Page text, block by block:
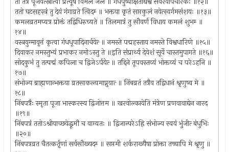
ततो घटसहस्त्रं तु देयं गंगाव्रते त्विदम्‍ ॥ भक्तया कृतं सप्तकुलं नयेत्स्वर्गमसंशयः ॥१३॥
कमलव्रतमप्यत्र प्रोक्तं तद्विधिरुच्यते ॥ तिलमात्रं तु सौवर्णं विधाय कमलं शुभम्‍ ॥
१४॥
वस्त्रयुग्मावृत्तं कृत्वा गंधधूपादिनार्चयेत्‍ ॥ नमस्ते पद्महस्ताय नमस्ते विश्वधारिणे ॥१५॥
दिवाकर नमस्तुभ्यं प्रभाकर नमोऽस्तु ते ॥इति संप्रार्थ्य देवेशं सूर्ये चास्तमुपागते ॥१६॥
सोदकुभं तु तत्पद्मं कपिला च द्विजेऽर्पयेत्‍ ॥ तद्दिने तूपवस्तव्यं भोक्तव्यं च परेऽहनि ॥
१७॥
संभोज्य ब्राह्मणान्भक्तया व्रतसाकल्यमाप्नुयात्‍ ॥ निंबव्रतं तत्रैव तद्विधानं श्रृणुष्व मे ॥
१८॥
निंबपत्रैः स्मृता पूजा भास्करस्य द्विजोत्तम ॥ खरवोल्कायेति मंत्रेण प्रणवावाद्येन नारद
॥१९॥
निंबपत्रं ततोऽश्रीयाच्छयेद्धूमौ च वाग्यतः ॥ द्विजान्परेऽह्रि संभोज्य स्वयं भुंजीत्‍ बंधुभिः
॥२०॥
निंबपत्रव्रत चैतत्कर्तृणां सर्वसौख्यदम्‍ ॥ सप्तमी शर्कराख्यैषा प्रोक्ता तच्चापि मे श्रृणु ॥